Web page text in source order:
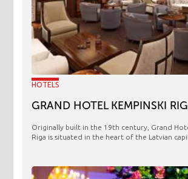
HOTELS
GRAND HOTEL KEMPINSKI
Originally built in the 19th century, Grand
Riga is situated in the heart of the Latvian